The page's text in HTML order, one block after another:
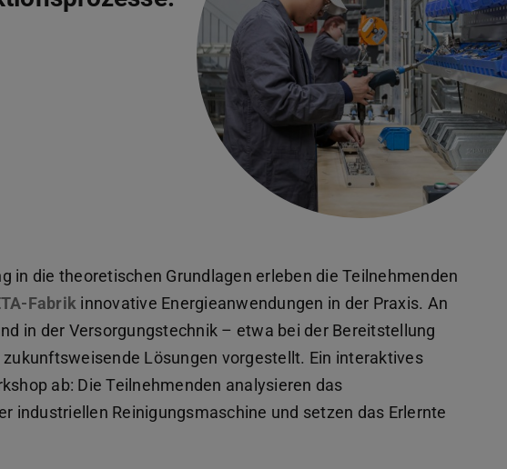
in die theoretischen Grundlagen erleben die Teilnehmenden
Fabrik innovative Energieanwendungen in der Praxis. An
in der Versorgungstechnik – etwa bei der Bereitstellung
Lösungen vorgestellt. Ein interaktives
ab: Die Teilnehmenden analysieren das
industriellen Reinigungsmaschine und setzen das Erlernte